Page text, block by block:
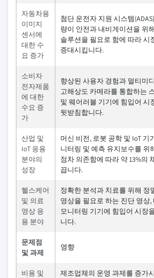
자동차용
이미지
센서에
대한 수
요 증가
첨단 운전자 지원 시스템
량이 안전과 내비게이션을 위
솔루션을 필요로 함에 따라 시
증대시킵니다.
소비자
전자제품
에 대한
수요 증
가
향상된 사용자 경험과 멀티미
고해상도 카메라를 통합하는
및 웨어러블 기기에 힘입어 시
뒷받침합니다.
산업 및
IoT 응용
분야의
성장
머신 비전, 로봇 공학 및 IoT 기
니터링 및 예측 유지보수를 위
점차 의존함에 따라 약 13%의
끕니다.
헬스케어
및 의료
영상 응
용 분야
정확한 분석과 치료를 위해 정
영상을 필요로 하는 진단 영상,
모니터링 기기에 힘입어 시장
니다.
문제점
및 과제
영향
비용 및
제조업체의 운영 과제를 증가